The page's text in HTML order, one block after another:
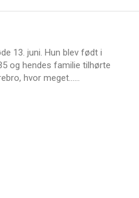
13. juni. Hun blev født i
og hendes familie tilhørte
hvor meget……